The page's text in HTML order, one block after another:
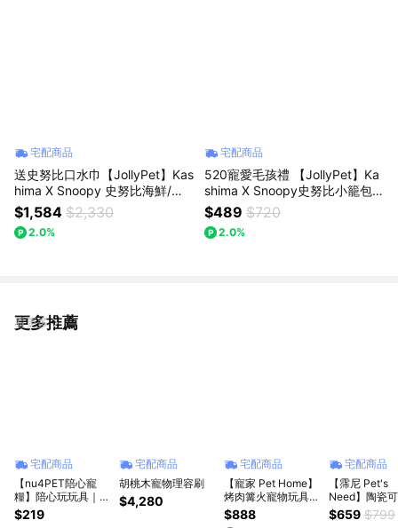
宅配商品
送史努比口水巾【JollyPet】Kas
hima X Snoopy 史努比海鮮/豚
骨泡麵寵物窩(S/M)正版 可拆洗
附軟墊 不易坍塌 保暖 台灣總代
理
$1,584 $2,330
2.0%
宅配商品
520寵愛毛孩禮 【JollyPet】Ka
shima X Snoopy史努比小籠包
寵物玩具 寵物玩具 史努比玩具
狗狗玩具 貓咪玩具
$489 $720
2.0%
更多推薦
看更多
宅配商品
【nu4PET陪心寵
糧】陪心玩玩具｜自
嗨狗啾啾玩具｜狗玩
具 發聲玩具 貓狗玩
$219
宅配商品
胡桃木寵物理容刷
$4,280
宅配商品
【寵家 Pet Home】
烤肉篝火寵物玩具
益智漏食玩具 藏食
玩具
$888
宅配商品
【霈尼 Pet's
Need】陶瓷
碗架組-花邊
淋款
$659 $799